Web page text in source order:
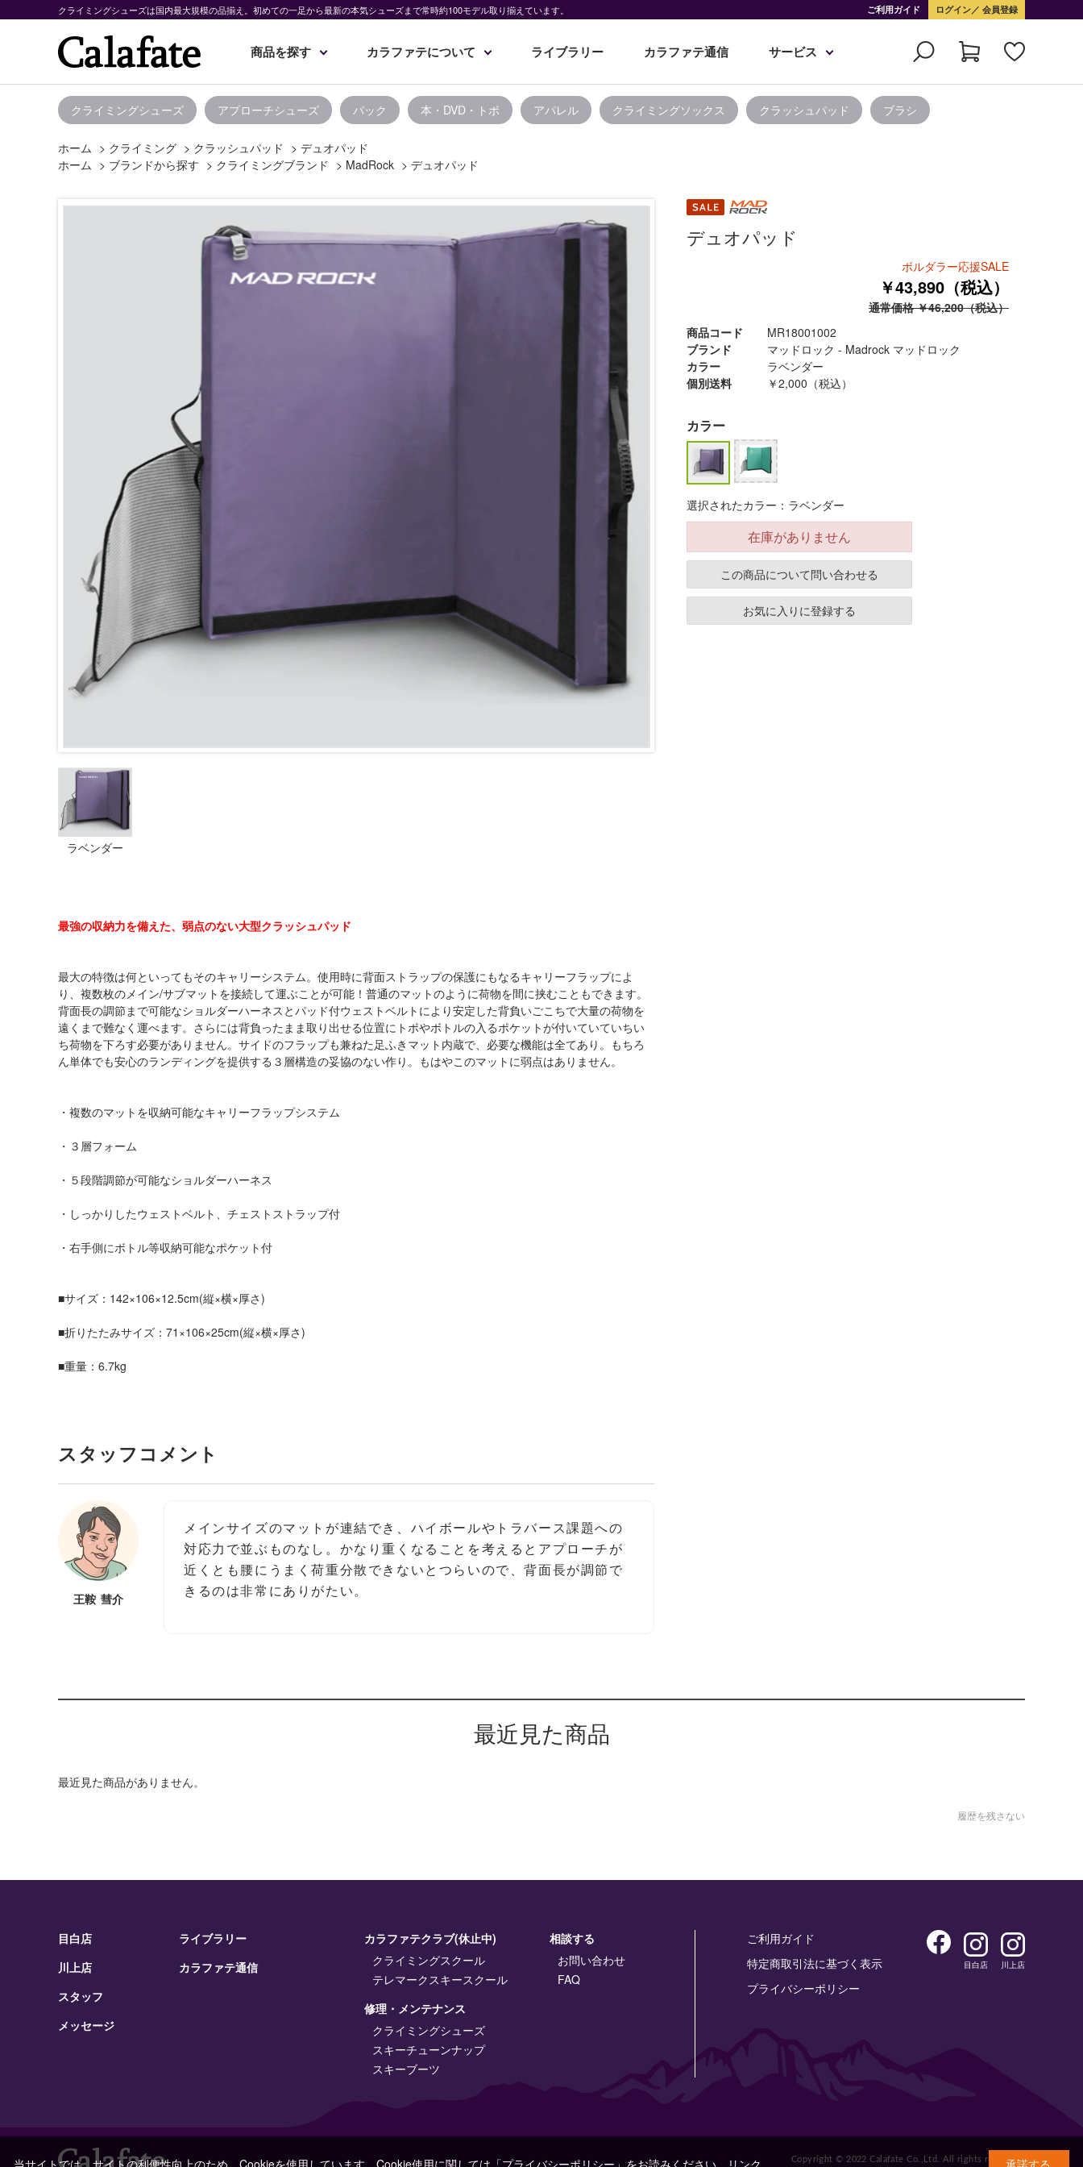
クライミングシューズは国内最大規模の品揃え。初めての一足から最新の本気シューズまで常時約100モデル取り揃えています。 ご利用ガイド ログイン 会員登録
商品を探す カラファテについて ライブラリー カラファテ通信 サービス
クライミングシューズ アプローチシューズ パック 本・DVD・トポ アパレル クライミングソックス クラッシュパッド ブラシ
ホーム > クライミング > クラッシュパッド > デュオパッド
ホーム > ブランドから探す > クライミングブランド > MadRock > デュオパッド
ラベンダー
最強の収納力を備えた、弱点のない大型クラッシュパッド
最大の特徴は何といってもそのキャリーシステム。使用時に背面ストラップの保護にもなるキャリーフラップによ
り、複数枚のメイン/サブマットを接続して運ぶことが可能！普通のマットのように荷物を間に挟むこともできます。
背面長の調節まで可能なショルダーハーネスとパッド付ウェストベルトにより安定した背負いごこちで大量の荷物を
遠くまで難なく運べます。さらには背負ったまま取り出せる位置にトポやボトルの入るポケットが付いていていちい
ち荷物を下ろす必要がありません。サイドのフラップも兼ねた足ふきマット内蔵で、必要な機能は全てあり。もちろ
ん単体でも安心のランディングを提供する３層構造の妥協のない作り。もはやこのマットに弱点はありません。
・複数のマットを収納可能なキャリーフラップシステム
・３層フォーム
・５段階調節が可能なショルダーハーネス
・しっかりしたウェストベルト、チェストストラップ付
・右手側にボトル等収納可能なポケット付
■サイズ：142×106×12.5cm(縦×横×厚さ)
■折りたたみサイズ：71×106×25cm(縦×横×厚さ)
■重量：6.7kg
スタッフコメント
王鞍 彗介
メインサイズのマットが連結でき、ハイボールやトラバース課題への
対応力で並ぶものなし。かなり重くなることを考えるとアプローチが
近くとも腰にうまく荷重分散できないとつらいので、背面長が調節で
きるのは非常にありがたい。
デュオパッド
ボルダラー応援SALE
￥43,890（税込）
通常価格 ￥46,200（税込）
商品コード
MR18001002
ブランド
マッドロック - Madrock マッドロック
カラー
ラベンダー
個別送料
￥2,000（税込）
カラー
選択されたカラー：ラベンダー
在庫がありません
この商品について問い合わせる
お気に入りに登録する
最近見た商品
最近見た商品がありません。
履歴を残さない
目白店
川上店
スタッフ
メッセージ
ライブラリー
カラファテ通信
カラファテクラブ(休止中)
クライミングスクール
テレマークスキースクール
修理・メンテナンス
クライミングシューズ
スキーチューンナップ
スキーブーツ
相談する
お問い合わせ
FAQ
ご利用ガイド
特定商取引法に基づく表示
プライバシーポリシー
目白店 川上店
Copyright © 2022 Calafate Co.,Ltd. All rights reserved.